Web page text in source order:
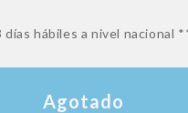
días hábiles a nivel nacional
Agotado